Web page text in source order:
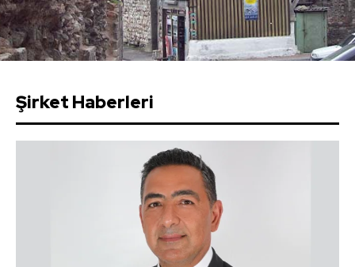
Şirket Haberleri